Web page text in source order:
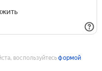
воспользуйтесьформой